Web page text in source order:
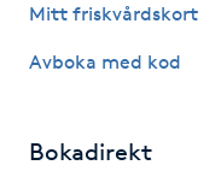
Föning
Gel naglar
Mitt friskvårdskort
Avboka med kod
Bokadirekt